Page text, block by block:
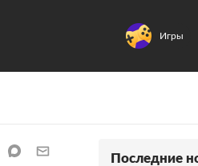
Игры
Последние